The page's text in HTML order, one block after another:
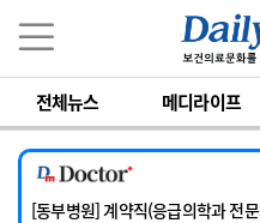
전체뉴스 메디라이프
[서울아산병원] 2026년 하반기 인턴
[영남대학교의료원] 마취통증의학
[충남대학교병원] 소아청소년과(소
[동부병원] 계약직(응급의학과 전